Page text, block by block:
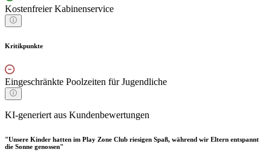
Kostenfreier Kabinenservice
Kritikpunkte
Eingeschränkte Poolzeiten für Jugendliche
KI-generiert aus Kundenbewertungen
"Unsere Kinder hatten im Play Zone Club riesigen Spaß, während wir Eltern entspannt
die Sonne genossen"